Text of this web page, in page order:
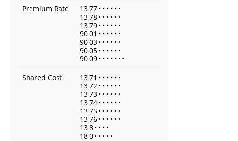
Premium Rate
13 77• • • • • •
13 78• • • • • •
13 79• • • • • •
90 01 • • • • • •
90 03• • • • • •
90 05• • • • • •
90 09• • • • • • •
Shared Cost
13 71 • • • • • •
13 72• • • • • •
13 73• • • • • •
13 74• • • • • •
13 75• • • • • •
13 76• • • • • •
13 8• • • •
18 0• • • • •